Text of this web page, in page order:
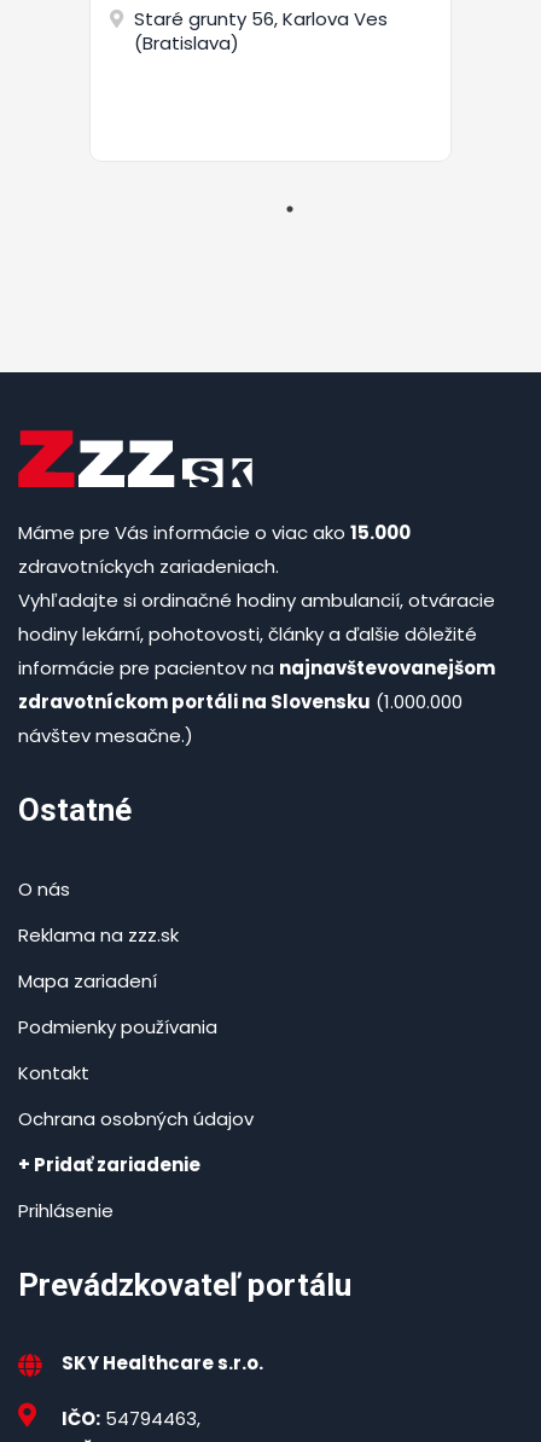
Staré grunty 56, Karlova Ves
(Bratislava)
Máme pre Vás informácie o viac ako 15.000
zdravotníckych zariadeniach.
Vyhľadajte si ordinačné hodiny ambulancií, otváracie
hodiny lekární, pohotovosti, články a ďalšie dôležité
informácie pre pacientov na najnavštevovanejšom
zdravotníckom portáli na Slovensku (1.000.000
návštev mesačne.)
Ostatné
O nás
Reklama na zzz.sk
Mapa zariadení
Podmienky používania
Kontakt
Ochrana osobných údajov
+ Pridať zariadenie
Prihlásenie
Prevádzkovateľ portálu
SKY Healthcare s.r.o.
IČO: 54794463,